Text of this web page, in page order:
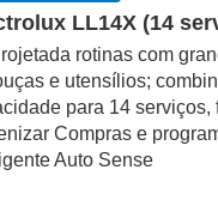
LL14X (14
rotinas com
e utensílios;
para 14 serviços,
Compras e
Auto Sense